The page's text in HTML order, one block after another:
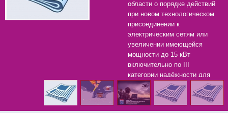
области о порядке действий
при новом технологическом
присоединении к
электрическим сетям или
увеличении имеющейся
мощности до 15 кВт
включительно по III
категории надёжности для
бытовых нужд.